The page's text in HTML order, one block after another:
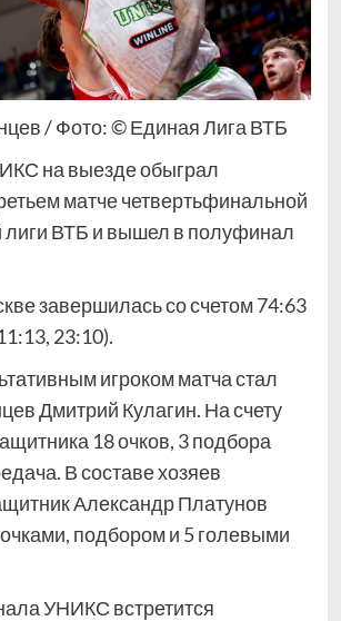
/ Фото: © Единая Лига ВТБ
на выезде обыграл
матче четвертьфинальной
лиги ВТБ и вышел в полуфинал
завершилась со счетом 74:63
23:10).
игроком матча стал
Дмитрий Кулагин. На счету
18 очков, 3 подбора
В составе хозяев
Александр Платунов
подбором и 5 голевыми
УНИКС встретится